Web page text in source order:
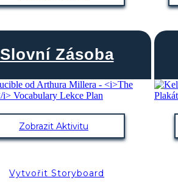
Slovní Zásoba
Zobrazit Aktivitu
Vytvořit Storyboard